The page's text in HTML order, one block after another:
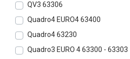
QV3 63306
Quadro4 EURO4 63400
Quadro4 63230
Quadro3 EURO 4 63300 - 63303